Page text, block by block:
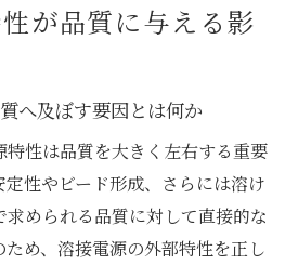
が品質に与える影
へ及ぼす要因とは何か
性は品質を大きく左右する重要
性やビード形成、さらには溶け
められる品質に対して直接的な
め、溶接電源の外部特性を正し